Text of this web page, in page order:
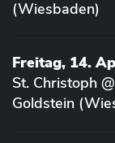
(Wiesbaden)
Freitag, 14.
St. Christoph
Goldstein